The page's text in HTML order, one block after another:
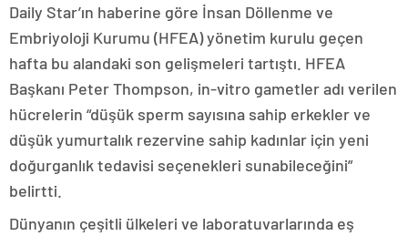
Daily Star’ın haberine göre İnsan Döllenme ve
Embriyoloji Kurumu (HFEA) yönetim kurulu geçen
hafta bu alandaki son gelişmeleri tartıştı. HFEA
Başkanı Peter Thompson, in-vitro gametler adı verilen
hücrelerin “düşük sperm sayısına sahip erkekler ve
düşük yumurtalık rezervine sahip kadınlar için yeni
doğurganlık tedavisi seçenekleri sunabileceğini”
belirtti.
Dünyanın çeşitli ülkeleri ve laboratuvarlarında eş